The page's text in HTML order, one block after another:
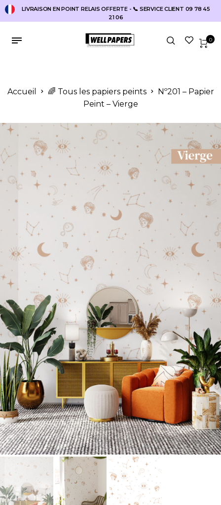
LIVRAISON EN POINT RELAIS OFFERTE - 📞 SERVICE CLIENT 09 78 45
21 06
0
Accueil 🌈 Tous les papiers peints
Nº201 – Papier
Peint – Vierge